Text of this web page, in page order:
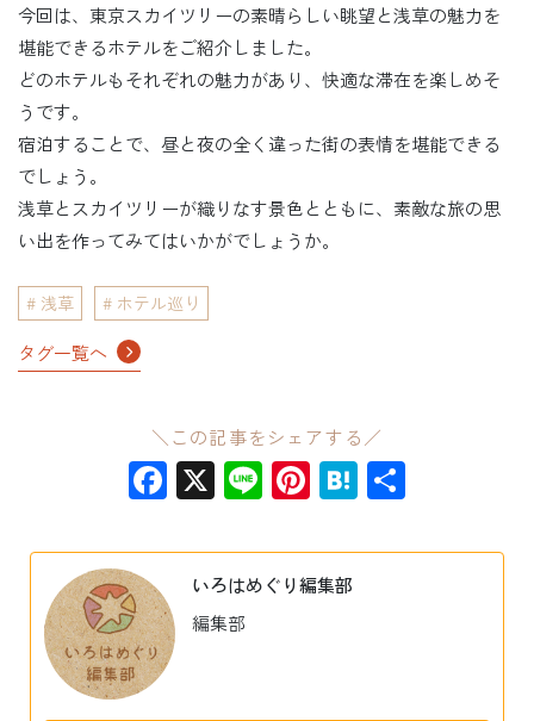
今回は、東京スカイツリーの素晴らしい眺望と浅草の魅力を
堪能できるホテルをご紹介しました。
どのホテルもそれぞれの魅力があり、快適な滞在を楽しめそ
うです。
宿泊することで、昼と夜の全く違った街の表情を堪能できる
でしょう。
浅草とスカイツリーが織りなす景色とともに、素敵な旅の思
い出を作ってみてはいかがでしょうか。
浅草 ホテル巡り
タグ一覧へ
＼この記事をシェアする／
Facebook
X LinePinterest
Hatena
いろはめぐり編集部
編集部